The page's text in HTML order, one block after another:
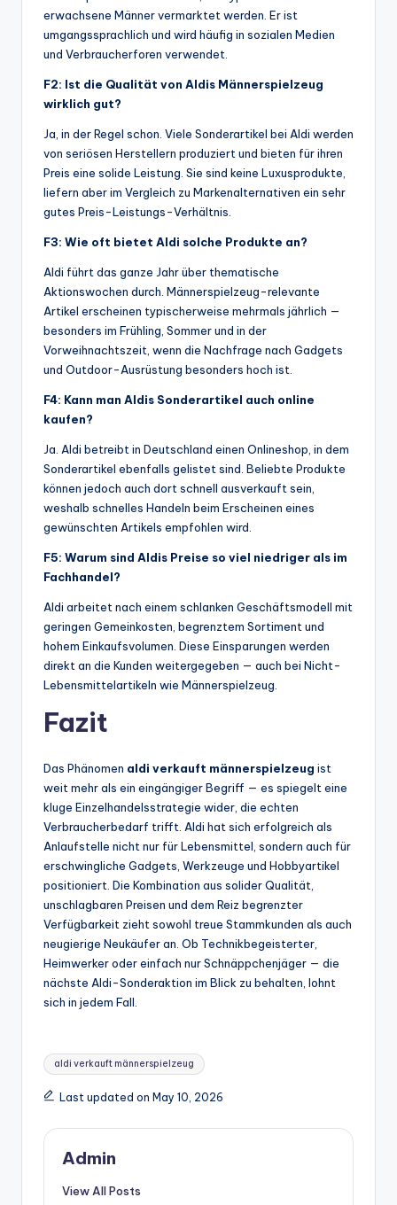
erwachsene Männer vermarktet werden. Er ist
umgangssprachlich und wird häufig in sozialen Medien
und Verbraucherforen verwendet.
F2: Ist die Qualität von Aldis Männerspielzeug
wirklich gut?
Ja, in der Regel schon. Viele Sonderartikel bei Aldi werden
von seriösen Herstellern produziert und bieten für ihren
Preis eine solide Leistung. Sie sind keine Luxusprodukte,
liefern aber im Vergleich zu Markenalternativen ein sehr
gutes Preis-Leistungs-Verhältnis.
F3: Wie oft bietet Aldi solche Produkte an?
Aldi führt das ganze Jahr über thematische
Aktionswochen durch. Männerspielzeug-relevante
Artikel erscheinen typischerweise mehrmals jährlich —
besonders im Frühling, Sommer und in der
Vorweihnachtszeit, wenn die Nachfrage nach Gadgets
und Outdoor-Ausrüstung besonders hoch ist.
F4: Kann man Aldis Sonderartikel auch online
kaufen?
Ja. Aldi betreibt in Deutschland einen Onlineshop, in dem
Sonderartikel ebenfalls gelistet sind. Beliebte Produkte
können jedoch auch dort schnell ausverkauft sein,
weshalb schnelles Handeln beim Erscheinen eines
gewünschten Artikels empfohlen wird.
F5: Warum sind Aldis Preise so viel niedriger als im
Fachhandel?
Aldi arbeitet nach einem schlanken Geschäftsmodell mit
geringen Gemeinkosten, begrenztem Sortiment und
hohem Einkaufsvolumen. Diese Einsparungen werden
direkt an die Kunden weitergegeben — auch bei Nicht-
Lebensmittelartikeln wie Männerspielzeug.
Fazit
Das Phänomen aldi verkauft männerspielzeug ist
weit mehr als ein eingängiger Begriff — es spiegelt eine
kluge Einzelhandelsstrategie wider, die echten
Verbraucherbedarf trifft. Aldi hat sich erfolgreich als
Anlaufstelle nicht nur für Lebensmittel, sondern auch für
erschwingliche Gadgets, Werkzeuge und Hobbyartikel
positioniert. Die Kombination aus solider Qualität,
unschlagbaren Preisen und dem Reiz begrenzter
Verfügbarkeit zieht sowohl treue Stammkunden als auch
neugierige Neukäufer an. Ob Technikbegeisterter,
Heimwerker oder einfach nur Schnäppchenjäger — die
nächste Aldi-Sonderaktion im Blick zu behalten, lohnt
sich in jedem Fall.
Tags:
aldi verkauft männerspielzeug
Last updated on May 10, 2026
Admin
View All Posts